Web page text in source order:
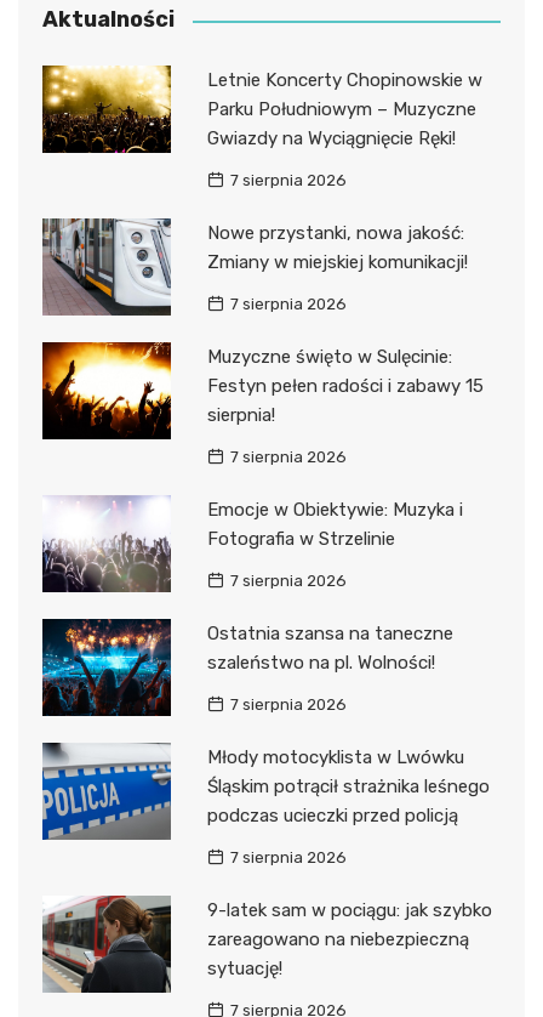
Aktualności
Letnie Koncerty Chopinowskie w
Parku Południowym – Muzyczne
Gwiazdy na Wyciągnięcie Ręki!
7 sierpnia 2026
Nowe przystanki, nowa jakość:
Zmiany w miejskiej komunikacji!
7 sierpnia 2026
Muzyczne święto w Sulęcinie:
Festyn pełen radości i zabawy 15
sierpnia!
7 sierpnia 2026
Emocje w Obiektywie: Muzyka i
Fotografia w Strzelinie
7 sierpnia 2026
Ostatnia szansa na taneczne
szaleństwo na pl. Wolności!
7 sierpnia 2026
Młody motocyklista w Lwówku
Śląskim potrącił strażnika leśnego
podczas ucieczki przed policją
7 sierpnia 2026
9-latek sam w pociągu: jak szybko
zareagowano na niebezpieczną
sytuację!
7 sierpnia 2026